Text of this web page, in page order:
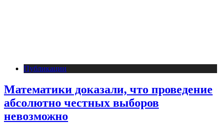
Публикации
Математики доказали, что проведение
абсолютно честных выборов
невозможно